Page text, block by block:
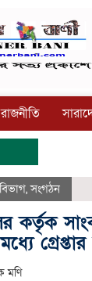
রাজনীতি
,সংগঠন
কর্তৃক
গ্রেপ্তার
মণি